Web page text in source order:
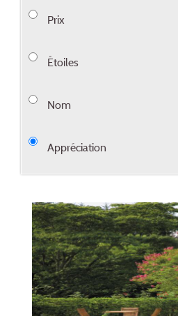
Prix
Étoiles
Nom
Appréciation